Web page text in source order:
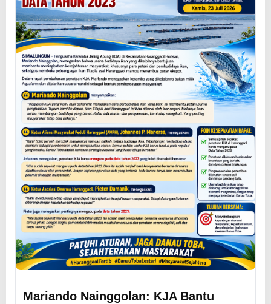
Mariando Nainggolan: KJA Bantu